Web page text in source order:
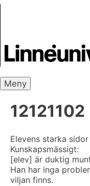
Meny
12121102
Elevens starka sidor
Kunskapsmässigt:
[elev] är duktig
Han har inga
viljan finns.